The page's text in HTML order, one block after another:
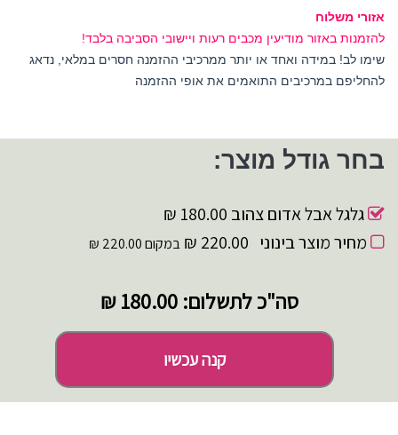
בחר גודל מוצר:
גלגל אבל אדום צהוב 180.00 ₪
מחיר מוצר בינוני 220.00 ₪ במקום 220.00 ₪
סה"כ לתשלום:180.00 ₪
קנה עכשיו
אזורי משלוח
להזמנות באזור מודיעין מכבים רעות ויישובי הסביבה בלבד!
שימו לב! במידה ואחד או יותר ממרכיבי ההזמנה חסרים במלאי, נדאג
להחליפם במרכיבים התואמים את אופי ההזמנה